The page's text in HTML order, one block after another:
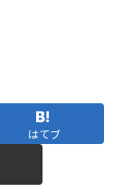
はてブ